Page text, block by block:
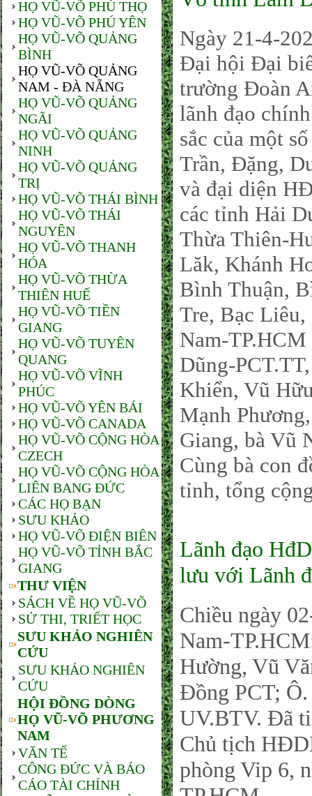
HỌ VŨ-VÕ PHÚ THỌ
HỌ VŨ-VÕ PHÚ YÊN
HỌ VŨ-VÕ QUẢNG
BÌNH
HỌ VŨ-VÕ QUẢNG
NAM - ĐÀ NẴNG
HỌ VŨ-VÕ QUẢNG
NGÃI
HỌ VŨ-VÕ QUẢNG
NINH
HỌ VŨ-VÕ QUẢNG
TRỊ
HỌ VŨ-VÕ THÁI BÌNH
HỌ VŨ-VÕ THÁI
NGUYÊN
HỌ VŨ-VÕ THANH
HÓA
HỌ VŨ-VÕ THỪA
THIÊN HUẾ
HỌ VŨ-VÕ TIỀN
GIANG
HỌ VŨ-VÕ TUYÊN
QUANG
HỌ VŨ-VÕ VĨNH
PHÚC
HỌ VŨ-VÕ YÊN BÁI
HỌ VŨ-VÕ CANADA
HỌ VŨ-VÕ CỘNG HÒA
CZECH
HỌ VŨ-VÕ CỘNG HÒA
LIÊN BANG ĐỨC
CÁC HỌ BẠN
SƯU KHẢO
HỌ VŨ-VÕ ĐIỆN BIÊN
HỌ VŨ-VÕ TỈNH BẮC
GIANG
THƯ VIỆN
SÁCH VỀ HỌ VŨ-VÕ
SỬ THI, TRIẾT HỌC
SƯU KHẢO NGHIÊN
CỨU
SƯU KHẢO NGHIÊN
CỨU
HỘI ĐỒNG DÒNG
HỌ VŨ-VÕ PHƯƠNG
NAM
VĂN TẾ
CÔNG ĐỨC VÀ BÁO
CÁO TÀI CHÍNH
Ngày 21-4-
Đại hội Đại
trường Đoàn
lãnh đạo
sắc của một
Trần, Đặng,
và đại diện
các tỉnh Hải
Thừa Thiên-
Lăk, Khánh
Bình Thuận,
Tre, Bạc
Nam-
Dũng-
Khiển, Vũ
Mạnh
Giang, bà Vũ
Cùng bà con
tỉnh, tổng
Lãnh đạo
lưu với Lãnh
Chiều ngày
Nam-
Hường, Vũ
Đồng PCT;
UV.BTV. Đã
Chủ tịch
phòng Vip 6,